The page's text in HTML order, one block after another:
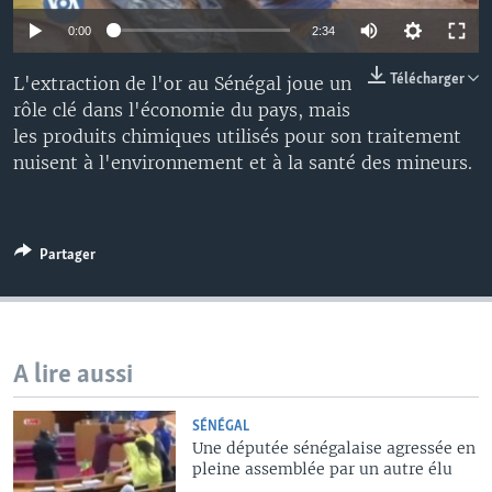
0:00 2:34
Télécharger
L'extraction de l'or au Sénégal joue un
rôle clé dans l'économie du pays, mais
les produits chimiques utilisés pour son traitement
nuisent à l'environnement et à la santé des mineurs.
Partager
A lire aussi
SÉNÉGAL
Une députée sénégalaise agressée en
pleine assemblée par un autre élu